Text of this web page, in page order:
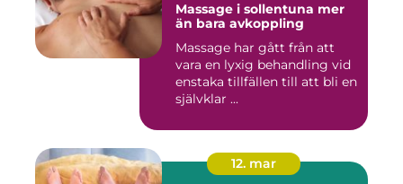
Massage i sollentuna mer
än bara avkoppling
Massage har gått från att
vara en lyxig behandling vid
enstaka tillfällen till att bli en
självklar ...
12. mar